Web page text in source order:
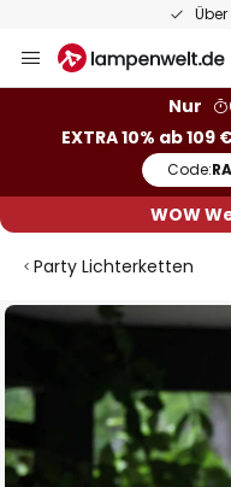
Inhalt
Nur
EXTRA 10% ab 109
Code:
WOW
Party Lichterketten
Zum
der
Bildgalerie